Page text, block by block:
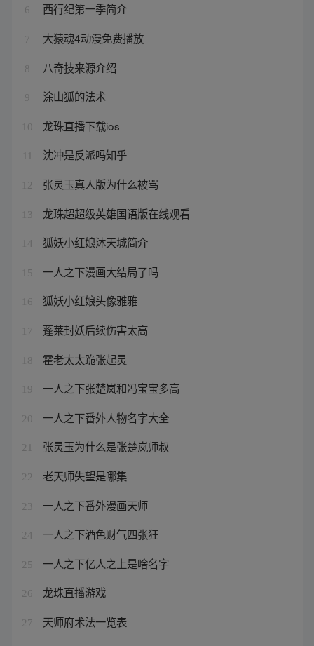
6 西行纪第一季简介
7 大猿魂4动漫免费播放
8 八奇技来源介绍
9 涂山狐的法术
10 龙珠直播下载ios
沈冲是反派吗知乎
12 张灵玉真人版为什么被骂
13 龙珠超超级英雄国语版在线观看
14 狐妖小红娘沐天城简介
15 一人之下漫画大结局了吗
16 狐妖小红娘头像雅雅
17 蓬莱封妖后续伤害太高
18 霍老太太跪张起灵
19 一人之下张楚岚和冯宝宝多高
20 一人之下番外人物名字大全
21 张灵玉为什么是张楚岚师叔
22 老天师失望是哪集
23 一人之下番外漫画天师
24 一人之下酒色财气四张狂
25 一人之下亿人之上是啥名字
26 龙珠直播游戏
27 天师府术法一览表